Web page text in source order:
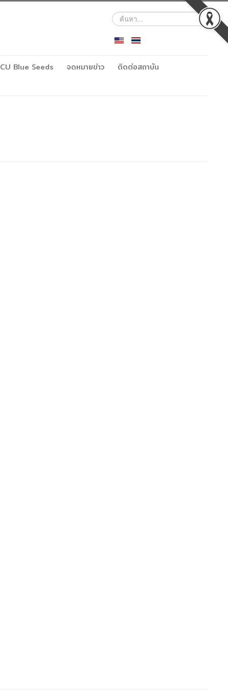
ค้นหา...
CU Blue Seeds จดหมายข่าว
ติดต่อสถาบัน